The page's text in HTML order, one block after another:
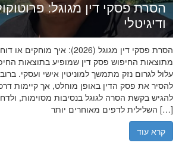
הסרת פסקי דין מגוגל:
ודיגיטלי
הסרת פסקי דין מגוגל (2026): איך
מתוצאות החיפוש פסק דין שמופיע בתוצאות
עלול לגרום נזק מתמשך למוניטין אישי ועסקי.
להסיר את פסק הדין באופן מוחלט, אך קיימות
להגיש בקשת הסרה לגוגל בנסיבות מסוימות,
השלילית לדפים מאוחרים יותר […]
קרא עוד